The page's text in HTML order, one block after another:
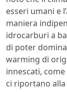
esseri umani e
maniera
idrocarburi a
di poter
warming di
innescati,
ci riportano